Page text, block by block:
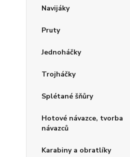
Navijáky
Pruty
Jednoháčky
Trojháčky
Splétané šňůry
Hotové návazce, tvorba
návazců
Karabiny a obratlíky